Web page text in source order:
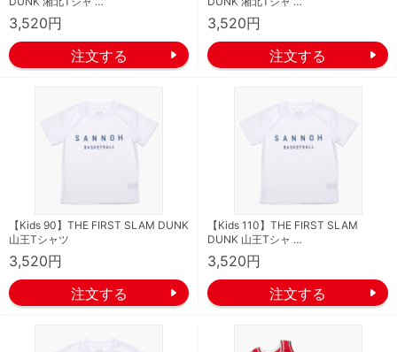
3,520円 3,520円
【Kids 90】THE FIRST SLAM DUNK
山王Tシャツ
3,520円
【Kids 110】THE FIRST SLAM
DUNK 山王Tシャ …
3,520円